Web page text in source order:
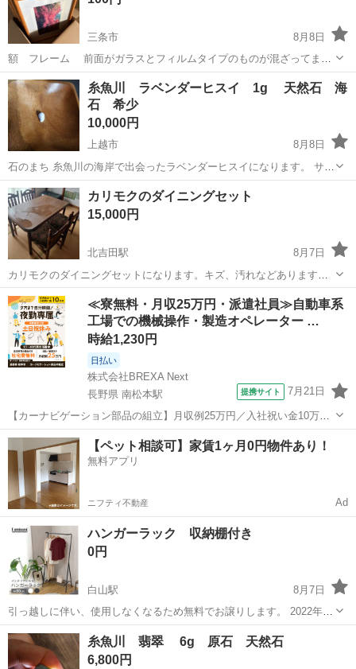
三条市
8月8日
額 フレーム 前面がガラスとフィルムタイプのものが混ざってます
5個まとめての価格です 長期保管の中古品ですので傷や汚れあります
神経質な方はお控えください お渡しする際、軽く拭きますが ご自身で
綺麗して活用していた...
新潟 三条市 インテリア雑貨/小物 フレーム
糸魚川 ラベンダーヒスイ 1g 天然石 海
石 希少
10,000円
上越市
8月8日
石のまち 糸魚川の海岸で出会ったラベンダーヒスイになります。 サイ
ズ 1.2mm程度 重量 1.04g 小ぶりでも上品なラベンダーがたいへ
んきれいで可愛くもあります。そのままアクセサリーにしてもよし、
財布等に入れて携...
新潟 上越市 インテリア雑貨/小物 ラベンダー
カリモクのダイニングセット
15,000円
北吉田駅
8月7日
カリモクのダイニングセットになります。キズ、汚れなどあります、
チェア一に擦り切れあり、張り替えが必要です。後テーブルの角の合
わせ目にスキマがあります。テーブル上面くもりあります、ご自分で
直せる方、業者さんの方が宜しいかと思い...
新潟 長岡市 北吉田駅 ダイニングセット
≪寮無料・月収25万円・派遣社員≫自動車系
工場での機械操作・製造オペレーター …
時給1,230円
日払い
株式会社BREXA Next
長野県 南松本駅
提携サイト 7月21日
【カーナビゲーション部品の組立】月収例25万円／入社祝い金10万
円！／うれしい土日祝休み★年間休日125日／稼げる夜勤専属！日払い
OK！ 人気の工場のお仕事 ◇カーナビゲーション部品の組立◇ ■ 業務
内容 車載用カーナビゲ...
長野 松本市 南松本駅 その他
【ペット相談可】家賃1ヶ月0円物件あり！
無料アプリ
ニフティ不動産 Ad
ハンガーラック 収納棚付き
0円
白山駅
8月7日
引っ越しに伴い、使用しなくなるため無料でお譲りします。 2022年頃
に購入し、使用していました。 大きな傷や破損はありませんが、通常
使用による細かな傷や使用感があります。 中古品であることをご理解
いただける方にお願いいたし...
新潟 新潟市 白山駅 収納家具
糸魚川 翡翠 6g 原石 天然石
6,800円